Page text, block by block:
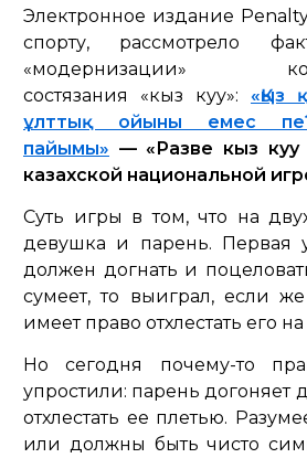
Электронное издание
спорту, рассмотрело
«модернизации»
состязания «кыз куу»: «Қыз
ұлттық ойыны емес
пайымы» — «Разве кыз куу
казахской национальной
Суть игры в том, что на
девушка и парень. Первая
должен догнать и
сумеет, то выиграл, если
имеет право отхлестать его
Но сегодня почему-то
упростили: парень догоняет
отхлестать ее плетью.
или должны быть чисто